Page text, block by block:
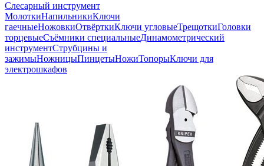
Слесарный инструмент
МолоткиНапильникиКлючи
гаечныеНожовкиОтвёрткиКлючи угловыеТрещоткиГоловки
торцевыеСъёмники специальныеДинамометрический
инструментСтрубцины и
зажимыНожницыПинцетыНожиТопорыКлючи для
электрошкафов